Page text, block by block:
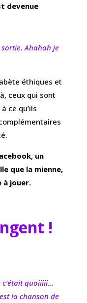
devenue
Ahahah je
éthiques et
ceux qui sont
ce qu’ils
un
que la mienne,
à jouer.
!
c’était quoiiiii…
la chanson de